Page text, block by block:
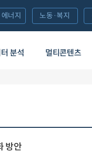
분석 멀티콘텐츠
너지 노동·복지
방안